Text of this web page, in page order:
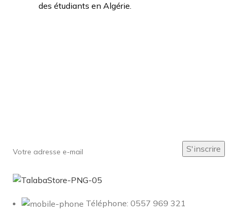
des étudiants en Algérie.
Téléphone: 0557 969 321